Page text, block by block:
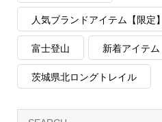
人気ブランドアイテム【限定
富士登山 新着アイテム
茨城県北ロングトレイル